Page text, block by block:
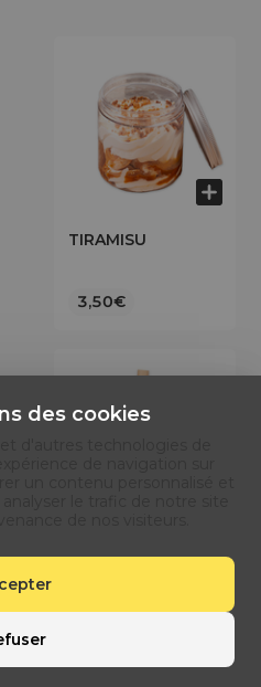
TIRAMISU
3,50€
MINISHAKE
des cookies